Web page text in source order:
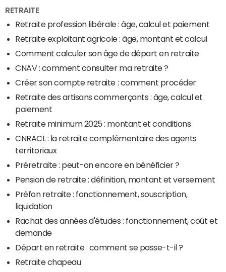
RETRAITE
Retraite profession libérale : âge, calcul et paiement
Retraite exploitant agricole : âge, montant et calcul
Comment calculer son âge de départ en retraite
CNAV : comment consulter ma retraite ?
Créer son compte retraite : comment procéder
Retraite des artisans commerçants : âge, calcul et
paiement
Retraite minimum 2025 : montant et conditions
CNRACL : la retraite complémentaire des agents
territoriaux
Préretraite : peut-on encore en bénéficier ?
Pension de retraite : définition, montant et versement
Préfon retraite : fonctionnement, souscription,
liquidation
Rachat des années d'études : fonctionnement, coût et
demande
Départ en retraite : comment se passe-t-il ?
Retraite chapeau